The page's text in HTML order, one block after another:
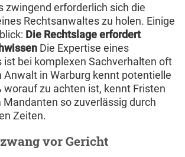
zwingend erforderlich sich die
Rechtsanwaltes zu holen. Einige
Die Rechtslage erfordert
Die Expertise eines
ist bei komplexen Sachverhalten oft
Anwalt in Warburg kennt potentielle
worauf zu achten ist, kennt Fristen
so zuverlässig durch
Zeiten.
vor Gericht